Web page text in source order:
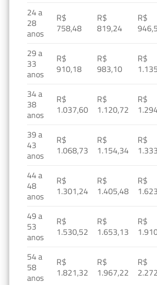
24 a
28
anos
R$
758,48
R$
819,24
R$
29 a
33
anos
R$
910,18
R$
983,10
R$
34 a
38
anos
R$
1.037,60
R$
1.120,72
R$
39 a
43
anos
R$
1.068,73
R$
1.154,34
R$
44 a
48
anos
R$
1.301,24
R$
1.405,48
R$
49 a
53
anos
R$
1.530,52
R$
1.653,13
R$
54 a
58
anos
R$
1.821,32
R$
1.967,22
R$